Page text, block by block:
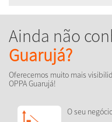
Ainda não
Guarujá?
Oferecemos muito mais
OPPA Guarujá!
O seu